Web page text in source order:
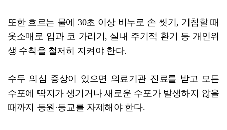
또한 흐르는 물에 30초 이상 비누로 손 씻기, 기침할 때
옷소매로 입과 코 가리기, 실내 주기적 환기 등 개인위
생 수칙을 철저히 지켜야 한다.
수두 의심 증상이 있으면 의료기관 진료를 받고 모든
수포에 딱지가 생기거나 새로운 수포가 발생하지 않을
때까지 등원·등교를 자제해야 한다.